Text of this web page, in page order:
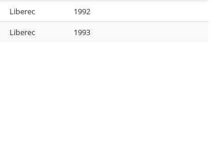
Liberec
1992
Liberec 1993